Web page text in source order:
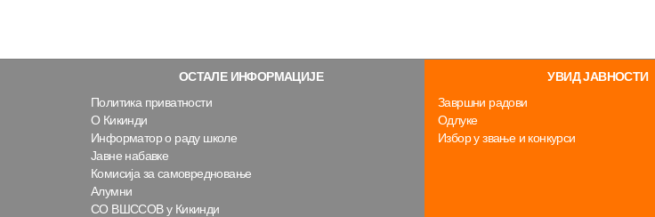
ОСТАЛЕ ИНФОРМАЦИЈЕ
Политика приватности
О Кикинди
Информатор о раду школе
Јавне набавке
Комисија за самовредновање
Алумни
СО ВШССОВ у Кикинди
УВИД ЈАВНОСТИ
Завршни радови
Одлуке
Избор у звање и конкурси